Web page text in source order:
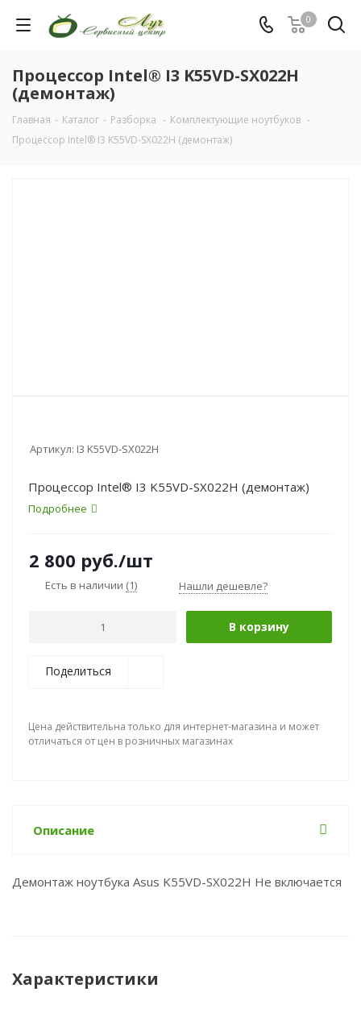
0
Процессор Intel® I3 K55VD-SX022H
(демонтаж)
Главная - Каталог - Разборка - Комплектующие ноутбуков -
Процессор Intel® I3 K55VD-SX022H (демонтаж)
Артикул: I3 K55VD-SX022H
Процессор Intel® I3 K55VD-SX022H (демонтаж)
Подробнее
2 800 руб./шт
Есть в наличии (1) Нашли дешевле?
В корзину
Поделиться
Цена действительна только для интернет-магазина и может
отличаться от цен в розничных магазинах
Описание
Демонтаж ноутбука Asus K55VD-SX022H Не включается
Характеристики